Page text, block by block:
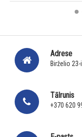
Adrese
Birželio
Tālrunis
+370 620